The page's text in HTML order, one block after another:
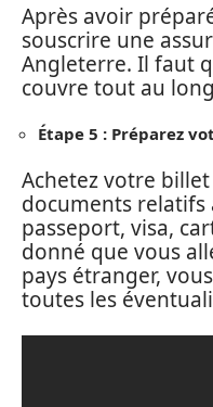
Après avoir
souscrire une
Angleterre. Il faut
couvre tout au
Étape 5 : Préparez
Achetez votre
documents relatifs
passeport, visa,
donné que vous
pays étranger,
toutes les